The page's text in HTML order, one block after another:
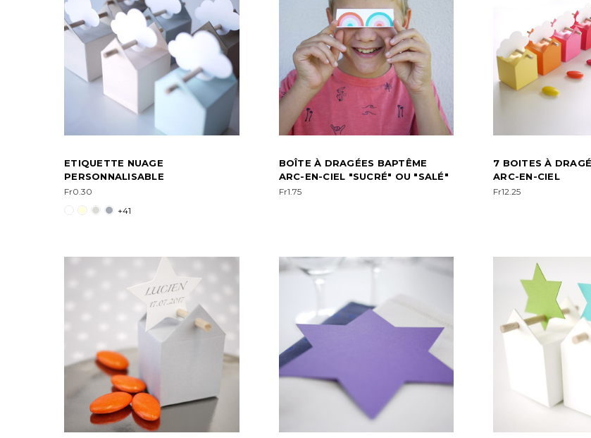
ETIQUETTE NUAGE
PERSONNALISABLE
Fr0.30
+41
BOÎTE À DRAGÉES BAPTÊME
ARC-EN-CIEL "SUCRÉ" OU "SALÉ"
Fr1.75
7 BOITES À
ARC-EN-CIEL
Fr12.25